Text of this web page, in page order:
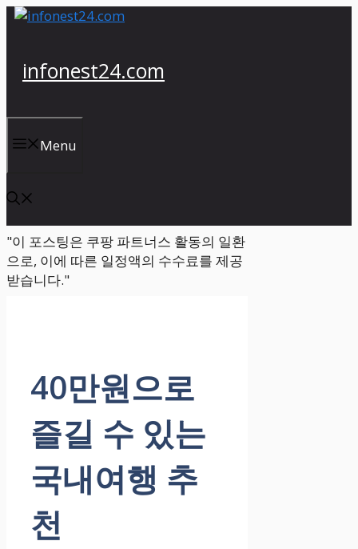
컨
기
infonest24.com
Menu
"이 포스팅은 쿠팡 파트너스 활동의 일환
으로, 이에 따른 일정액의 수수료를 제공
받습니다."
40만원으로
즐길 수 있는
국내여행 추
천